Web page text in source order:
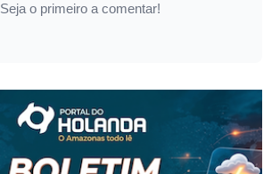
Seja o primeiro a comentar!